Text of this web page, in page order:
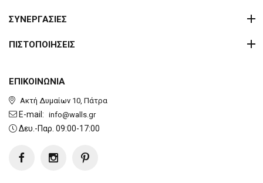
ΕΠΙΚΟΙΝΩΝΙΑ
Ακτή Δυμαίων 10, Πάτρα
E-mail: info@walls.gr
Δευ.-Παρ. 09:00-17:00
ΣΥΝΕΡΓΑΣΙΕΣ
ΠΙΣΤΟΠΟΙΗΣΕΙΣ